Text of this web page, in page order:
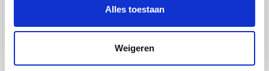
Alles toestaan
Weigeren
Samsung My Jewellery Delonghi Tennis Point